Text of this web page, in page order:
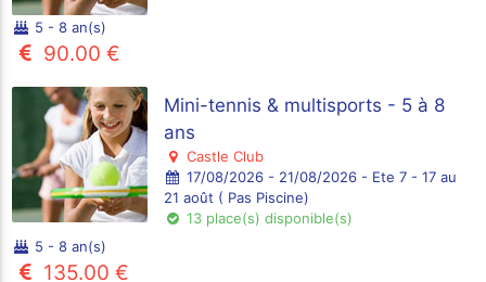
5 - 8 an(s)
90.00 €
Mini-tennis & multisports - 5 à 8
ans
Castle Club
17/08/2026 - 21/08/2026 - Ete 7 - 17 au
21 août ( Pas Piscine)
13 place(s) disponible(s)
5 - 8 an(s)
135.00 €